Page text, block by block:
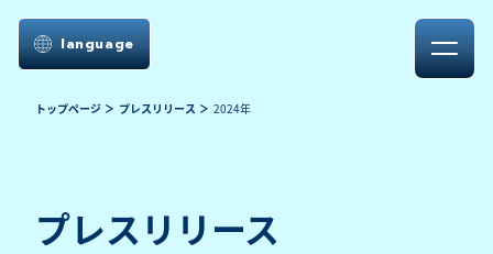
language
トップページ プレスリリース 2024年
プレスリリース